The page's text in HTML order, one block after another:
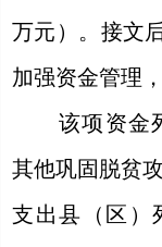
万元）。接文
加强资金管理
该项资金
其他巩固脱贫
支出县（区）